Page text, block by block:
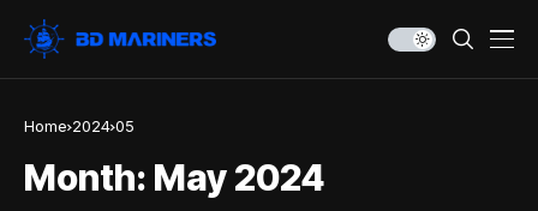
Home 2024 05
Month: May 2024